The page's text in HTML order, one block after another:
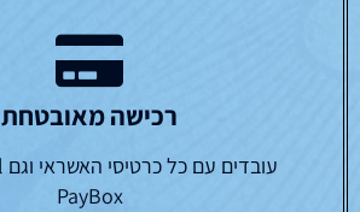
רכישה מאובטחת
PayBox